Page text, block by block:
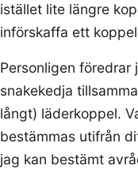
istället lite längre
införskaffa ett
Personligen föredrar
snakekedja
långt) läderkoppel.
bestämmas utifrån
jag kan bestämt